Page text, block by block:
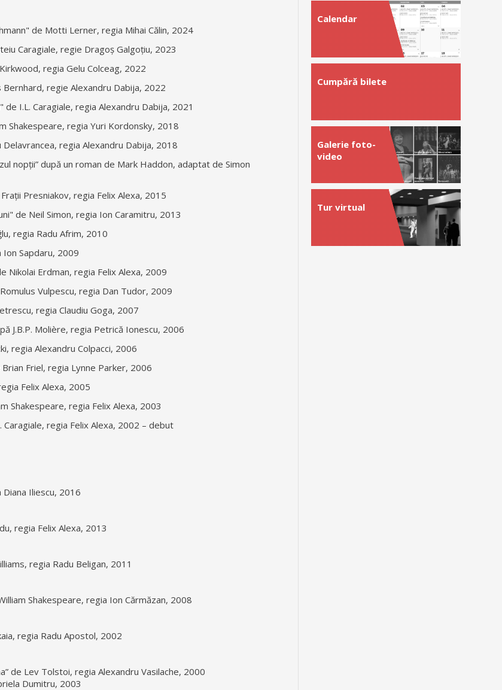
de Motti Lerner, regia Mihai Călin, 2024
Caragiale, regie Dragoș Galgoțiu, 2023
regia Gelu Colceag, 2022
regie Alexandru Dabija, 2022
de I.L. Caragiale, regia Alexandru Dabija, 2021
Shakespeare, regia Yuri Kordonsky, 2018
regia Alexandru Dabija, 2018
nopții” după un roman de Mark Haddon, adaptat de Simon
Presniakov, regia Felix Alexa, 2015
de Neil Simon, regia Ion Caramitru, 2013
regia Radu Afrim, 2010
Ion Sapdaru, 2009
Nikolai Erdman, regia Felix Alexa, 2009
Vulpescu, regia Dan Tudor, 2009
regia Claudiu Goga, 2007
J.B.P. Molière, regia Petrică Ionescu, 2006
regia Alexandru Colpacci, 2006
Friel, regia Lynne Parker, 2006
Felix Alexa, 2005
Shakespeare, regia Felix Alexa, 2003
regia Felix Alexa, 2002 – debut
Iliescu, 2016
regia Felix Alexa, 2013
regia Radu Beligan, 2011
Shakespeare, regia Ion Cărmăzan, 2008
regia Radu Apostol, 2002
de Lev Tolstoi, regia Alexandru Vasilache, 2000
Dumitru, 2003
Calendar
Cumpără bilete
Galerie foto-
video
Tur virtual